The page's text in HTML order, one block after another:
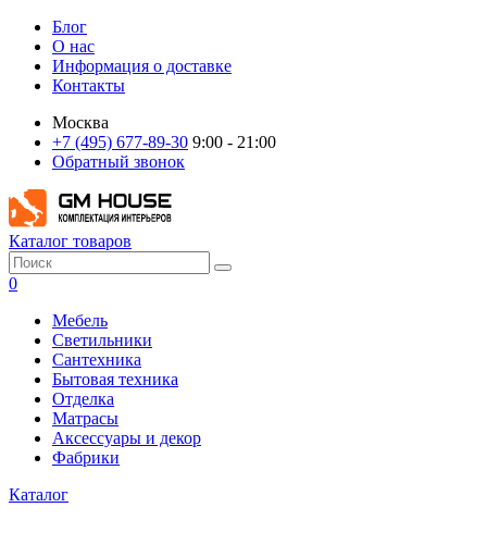
Блог
О нас
Информация о доставке
Контакты
Москва
+7 (495) 677-89-30 9:00 - 21:00
Обратный звонок
Каталог товаров
0
Мебель
Светильники
Сантехника
Бытовая техника
Отделка
Матрасы
Аксессуары и декор
Фабрики
Каталог